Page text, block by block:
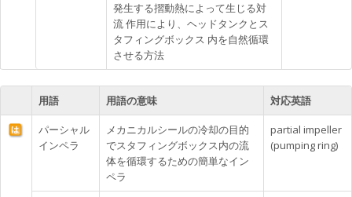
発生する摺動熱によって生じる対
流 作用により、ヘッドタンクとス
タフィングボックス 内を自然循環
させる方法
用語 用語の意味 対応英語
パーシャル
インペラ
メカニカルシールの冷却の目的
でスタフィングボックス内の流
体を循環するための簡単なイン
ペラ
partial impeller
(pumping ring)